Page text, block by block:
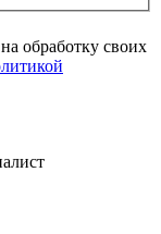
обработку своих